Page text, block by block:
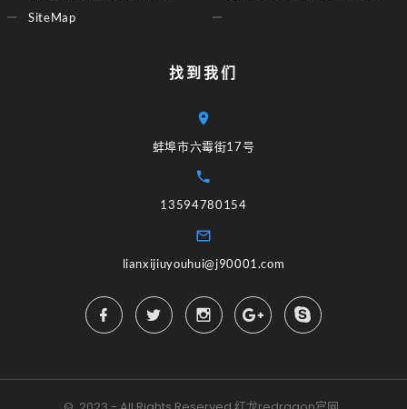
SiteMap
找到我们
蚌埠市六霉街17号
13594780154
lianxijiuyouhui@j90001.com